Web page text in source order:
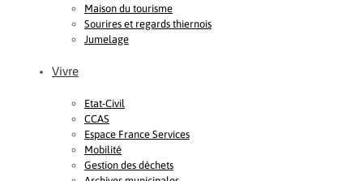
Maison du tourisme
Sourires et regards thiernois
Jumelage
Vivre
Etat-Civil
CCAS
Espace France Services
Mobilité
Gestion des déchets